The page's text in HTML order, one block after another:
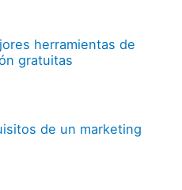
herramientas de
gratuitas
de un marketing